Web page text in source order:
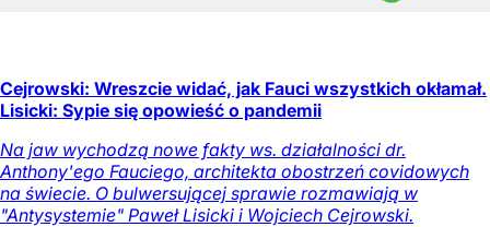
Cejrowski: Wreszcie widać, jak Fauci wszystkich okłamał.
Lisicki: Sypie się opowieść o pandemii
Na jaw wychodzą nowe fakty ws. działalności dr.
Anthony'ego Fauciego, architekta obostrzeń covidowych
na świecie. O bulwersującej sprawie rozmawiają w
"Antysystemie" Paweł Lisicki i Wojciech Cejrowski.